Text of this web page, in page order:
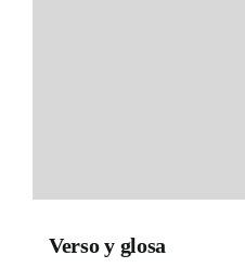
Verso y glosa